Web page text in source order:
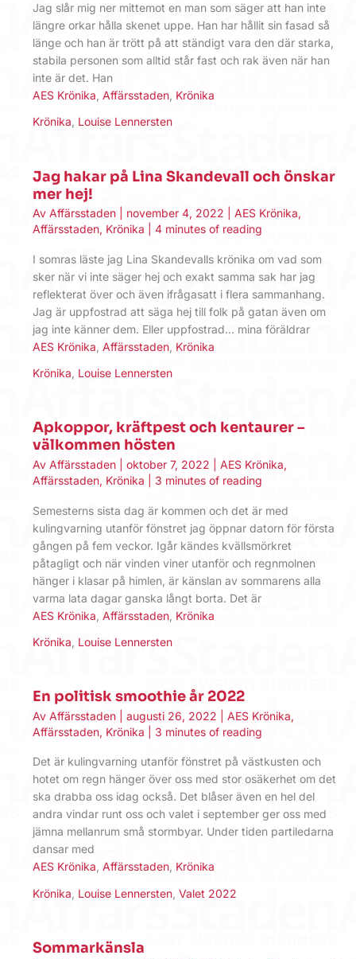
Jag slår mig ner mittemot en man som säger att han inte
längre orkar hålla skenet uppe. Han har hållit sin fasad så
länge och han är trött på att ständigt vara den där starka,
stabila personen som alltid står fast och rak även när han
inte är det. Han
AES Krönika Affärsstaden Krönika
Krönika Louise Lennersten
Jag hakar på Lina Skandevall och önskar
mer hej!
Av Affärsstaden november 4, 2022 AES Krönika,
Affärsstaden, Krönika 4 minutes of reading
I somras läste jag Lina Skandevalls krönika om vad som
sker när vi inte säger hej och exakt samma sak har jag
reflekterat över och även ifrågasatt i flera sammanhang.
Jag är uppfostrad att säga hej till folk på gatan även om
jag inte känner dem. Eller uppfostrad… mina föräldrar
AES Krönika Affärsstaden Krönika
Krönika Louise Lennersten
Apkoppor, kräftpest och kentaurer –
välkommen hösten
Av Affärsstaden oktober 7, 2022 AES Krönika,
Affärsstaden, Krönika 3 minutes of reading
Semesterns sista dag är kommen och det är med
kulingvarning utanför fönstret jag öppnar datorn för första
gången på fem veckor. Igår kändes kvällsmörkret
påtagligt och när vinden viner utanför och regnmolnen
hänger i klasar på himlen, är känslan av sommarens alla
varma lata dagar ganska långt borta. Det är
AES Krönika Affärsstaden Krönika
Krönika Louise Lennersten
En politisk smoothie år 2022
Av Affärsstaden augusti 26, 2022 AES Krönika,
Affärsstaden, Krönika 3 minutes of reading
Det är kulingvarning utanför fönstret på västkusten och
hotet om regn hänger över oss med stor osäkerhet om det
ska drabba oss idag också. Det blåser även en hel del
andra vindar runt oss och valet i september ger oss med
jämna mellanrum små stormbyar. Under tiden partiledarna
dansar med
AES Krönika, Affärsstaden, Krönika
Krönika Louise Lennersten Valet 2022
Sommarkänsla